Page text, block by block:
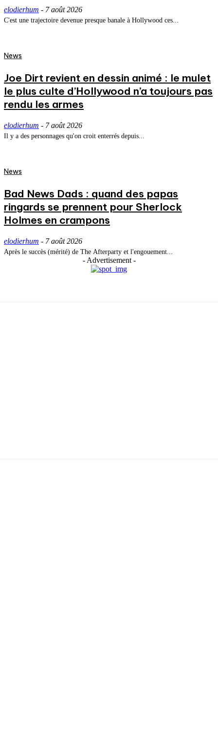
elodierhum - 7 août 2026
C'est une trajectoire devenue presque banale à Hollywood ces...
News
Joe Dirt revient en dessin animé : le mulet
le plus culte d’Hollywood n’a toujours pas
rendu les armes
elodierhum - 7 août 2026
Il y a des personnages qu'on croit enterrés depuis...
News
Bad News Dads : quand des papas
ringards se prennent pour Sherlock
Holmes en crampons
elodierhum - 7 août 2026
Après le succès (mérité) de The Afterparty et l'engouement...
- Advertisement -